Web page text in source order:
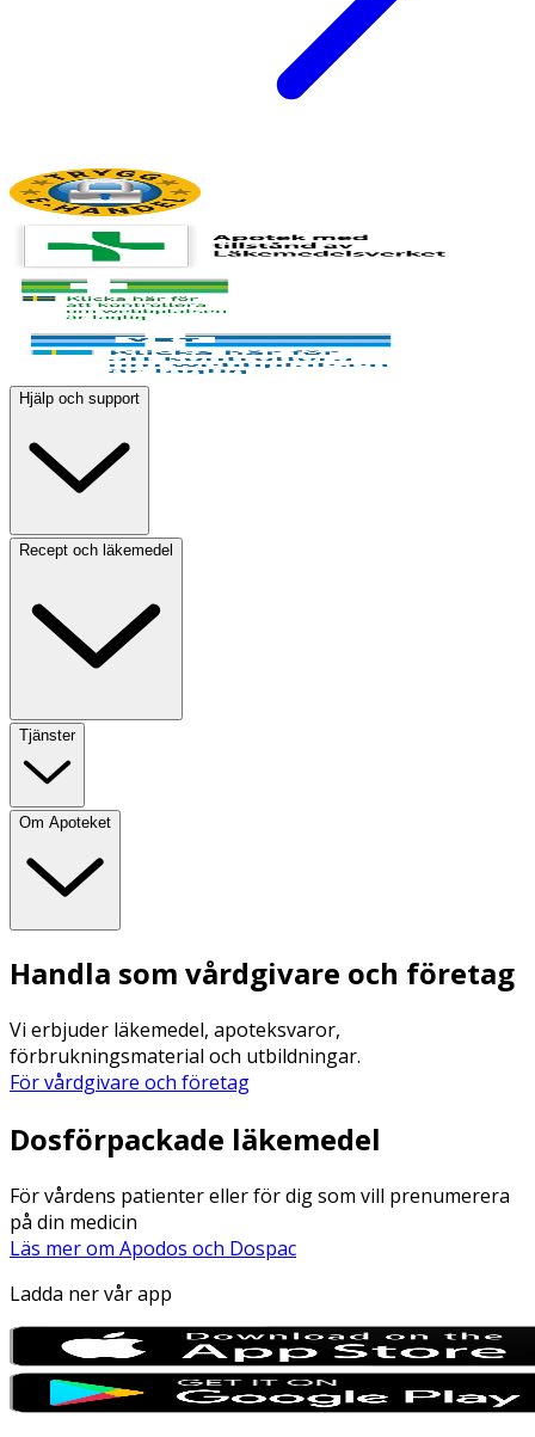
Hjälp och support
Recept och läkemedel
Tjänster
Om Apoteket
Handla som vårdgivare och företag
Vi erbjuder läkemedel, apoteksvaror,
förbrukningsmaterial och utbildningar.
För vårdgivare och företag
Dosförpackade läkemedel
För vårdens patienter eller för dig som vill prenumerera
på din medicin
Läs mer om Apodos och Dospac
Ladda ner vår app